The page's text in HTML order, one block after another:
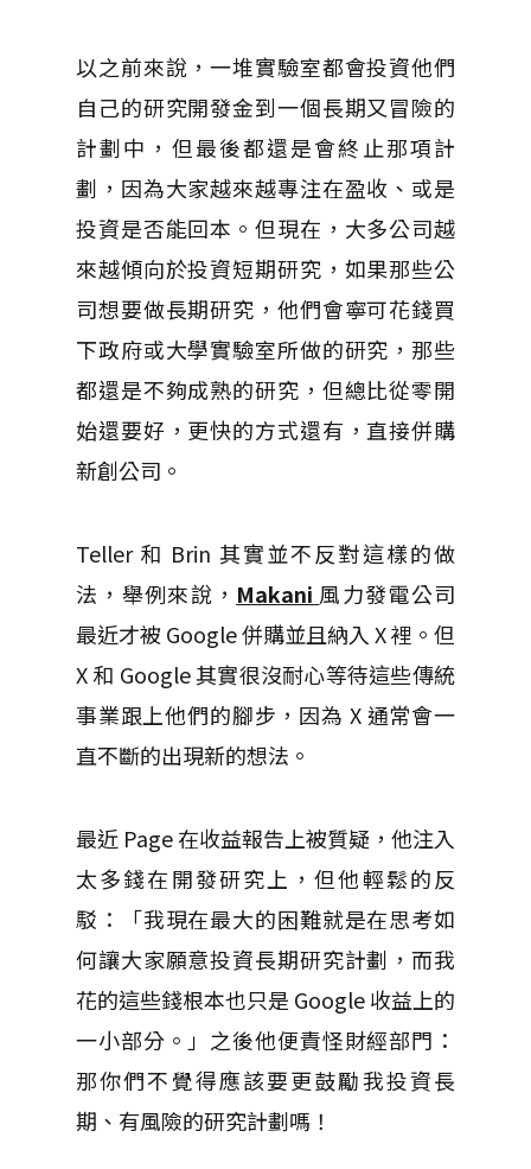
以之前來說，一堆實驗室都會投資他們
自己的研究開發金到一個長期又冒險的
計劃中，但最後都還是會終止那項計
劃，因為大家越來越專注在盈收、或是
投資是否能回本。但現在，大多公司越
來越傾向於投資短期研究，如果那些公
司想要做長期研究，他們會寧可花錢買
下政府或大學實驗室所做的研究，那些
都還是不夠成熟的研究，但總比從零開
始還要好，更快的方式還有，直接併購
新創公司。
Teller 和 Brin 其實並不反對這樣的做
法，舉例來說， Makani 風力發電公司
最近才被 Google 併購並且納入 X 裡。但
X 和 Google 其實很沒耐心等待這些傳統
事業跟上他們的腳步，因為 X 通常會一
直不斷的出現新的想法。
最近 Page 在收益報告上被質疑，他注入
太多錢在開發研究上，但他輕鬆的反
駁：「我現在最大的困難就是在思考如
何讓大家願意投資長期研究計劃，而我
花的這些錢根本也只是 Google 收益上的
一小部分。」之後他便責怪財經部門：
那你們不覺得應該要更鼓勵我投資長
期、有風險的研究計劃嗎！